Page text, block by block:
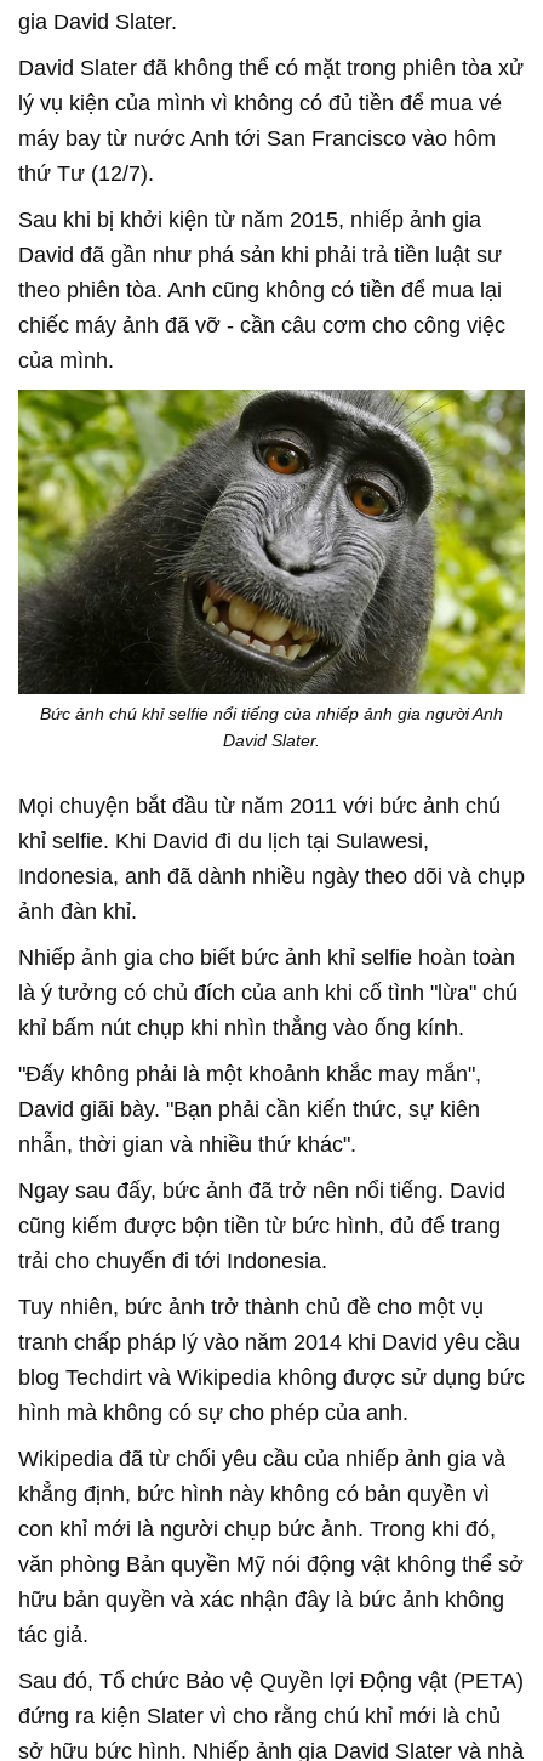
gia David Slater.
David Slater đã không thể có mặt trong phiên tòa xử
lý vụ kiện của mình vì không có đủ tiền để mua vé
máy bay từ nước Anh tới San Francisco vào hôm
thứ Tư (12/7).
Sau khi bị khởi kiện từ năm 2015, nhiếp ảnh gia
David đã gần như phá sản khi phải trả tiền luật sư
theo phiên tòa. Anh cũng không có tiền để mua lại
chiếc máy ảnh đã vỡ - cần câu cơm cho công việc
của mình.
Bức ảnh chú khỉ selfie nổi tiếng của nhiếp ảnh gia người Anh
David Slater.
Mọi chuyện bắt đầu từ năm 2011 với bức ảnh chú
khỉ selfie. Khi David đi du lịch tại Sulawesi,
Indonesia, anh đã dành nhiều ngày theo dõi và chụp
ảnh đàn khỉ.
Nhiếp ảnh gia cho biết bức ảnh khỉ selfie hoàn toàn
là ý tưởng có chủ đích của anh khi cố tình "lừa" chú
khỉ bấm nút chụp khi nhìn thẳng vào ống kính.
"Đấy không phải là một khoảnh khắc may mắn",
David giãi bày. "Bạn phải cần kiến thức, sự kiên
nhẫn, thời gian và nhiều thứ khác".
Ngay sau đấy, bức ảnh đã trở nên nổi tiếng. David
cũng kiếm được bộn tiền từ bức hình, đủ để trang
trải cho chuyến đi tới Indonesia.
Tuy nhiên, bức ảnh trở thành chủ đề cho một vụ
tranh chấp pháp lý vào năm 2014 khi David yêu cầu
blog Techdirt và Wikipedia không được sử dụng bức
hình mà không có sự cho phép của anh.
Wikipedia đã từ chối yêu cầu của nhiếp ảnh gia và
khẳng định, bức hình này không có bản quyền vì
con khỉ mới là người chụp bức ảnh. Trong khi đó,
văn phòng Bản quyền Mỹ nói động vật không thể sở
hữu bản quyền và xác nhận đây là bức ảnh không
tác giả.
Sau đó, Tổ chức Bảo vệ Quyền lợi Động vật (PETA)
đứng ra kiện Slater vì cho rằng chú khỉ mới là chủ
sở hữu bức hình. Nhiếp ảnh gia David Slater và nhà